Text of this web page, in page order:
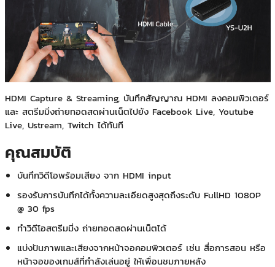
HDMI Capture & Streaming, บันทึกสัญญาณ HDMI ลงคอมพิวเตอร์
และ สตรีมมิ่งถ่ายทอดสดผ่านเน็ตไปยัง Facebook Live, Youtube
Live, Ustream, Twitch ได้ทันที
คุณสมบัติ
บันทึกวิดีโอพร้อมเสียง จาก HDMI input
รองรับการบันทึกได้ทั้งความละเอียดสูงสุดถึงระดับ FullHD 1080P
@ 30 fps
ทำวิดีโอสตรีมมิ่ง ถ่ายทอดสดผ่านเน็ตได้
แบ่งปันภาพและเสียงจากหน้าจอคอมพิวเตอร์ เช่น สื่อการสอน หรือ
หน้าจอของเกมส์ที่กำลังเล่นอยู่ ให้เพื่อนชมภายหลัง